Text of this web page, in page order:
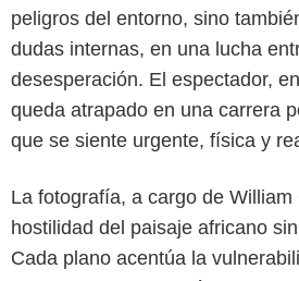
peligros del entorno, sino
dudas internas, en una lucha
desesperación. El espectador,
queda atrapado en una carrera
que se siente urgente, física y
La fotografía, a cargo de
hostilidad del paisaje africano
Cada plano acentúa la
Captura de